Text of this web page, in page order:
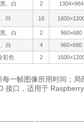
、白 2 1304×984
白 16
、白 2
960×680
白 4
960×680
彩色 2
一帧图像所用时间；
接口，适用于